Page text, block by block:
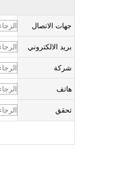
جهات الاتصال
بريد الالكتروني
شركة
هاتف
تحقق